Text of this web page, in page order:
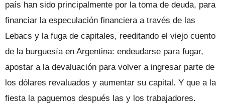
país han sido principalmente por la toma de deuda, para
financiar la especulación financiera a través de las
Lebacs y la fuga de capitales, reeditando el viejo cuento
de la burguesía en Argentina: endeudarse para fugar,
apostar a la devaluación para volver a ingresar parte de
los dólares revaluados y aumentar su capital. Y que a la
fiesta la paguemos después las y los trabajadores.